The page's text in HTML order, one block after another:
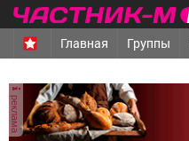
Главная Группы
реклама